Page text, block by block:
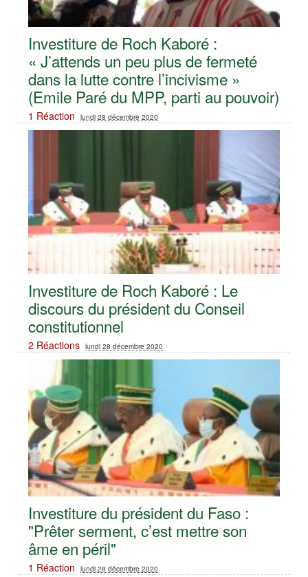
Investiture de Roch Kaboré :
« J’attends un peu plus de fermeté
dans la lutte contre l’incivisme »
(Emile Paré du MPP, parti au pouvoir)
1 Réaction lundi 28 décembre 2020
Investiture de Roch Kaboré : Le
discours du président du Conseil
constitutionnel
2 Réactions lundi 28 décembre 2020
Investiture du président du Faso :
"Prêter serment, c’est mettre son
âme en péril"
1 Réaction lundi 28 décembre 2020